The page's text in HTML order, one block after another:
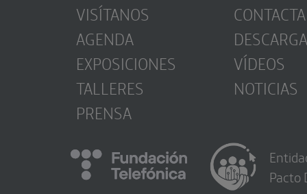
VISÍTANOS
AGENDA
EXPOSICIONES
TALLERES
PRENSA
CONTACTA
VÍDEOS
NOTICIAS
Pacto